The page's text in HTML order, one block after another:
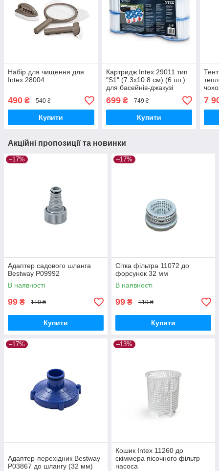
Набір для чищення для
Intex 28004
490 ₴ 540 ₴
Купити
Картридж Intex 29011 тип
"S1" (7.3х10.8 см) (6 шт.)
для басейнів-джакузі
699₴ 749 ₴
Купити
см)
7
Акційні пропозиції та новинки
–17%
Адаптер садового шланга
Bestway P09992
В наявності
99 ₴ 119 ₴
Купити
–17%
Сітка фільтра 11072 до
форсунок 32 мм
В наявності
99 ₴ 119 ₴
Купити
–17%
Адаптер-перехідник Bestway
P03867 до шлангу (32 мм)
–13%
Кошик Intex 11260 до
скіммера пісочного фільтр
насоса